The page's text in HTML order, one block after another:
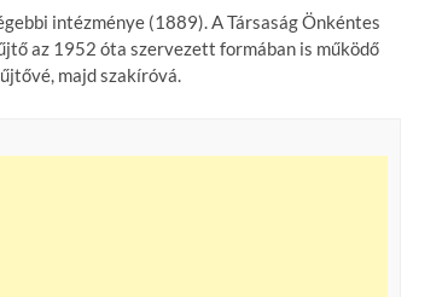
intézménye (1889). A Társaság Önkéntes
az 1952 óta szervezett formában is működő
majd szakíróvá.